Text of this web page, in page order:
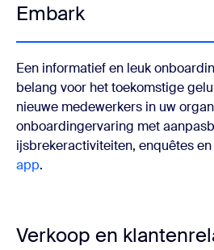
Embark
Een informatief en leuk
belang voor het toekomstige
nieuwe medewerkers in uw
onboardingervaring met
ijsbrekeractiviteiten, enquêtes
app.
Verkoop en